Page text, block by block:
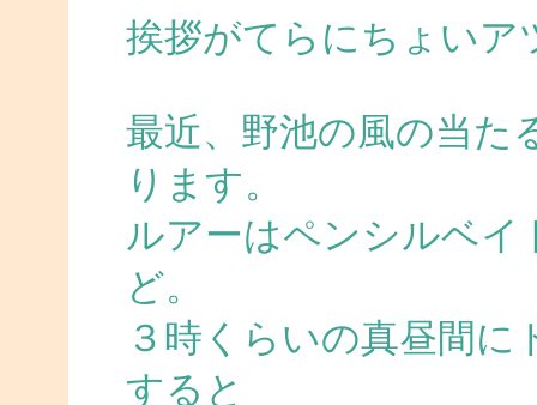
挨拶がてらにちょいア
最近、野池の風の当た
ります。
ルアーはペンシルベ
ど。
３時くらいの真昼間
すると